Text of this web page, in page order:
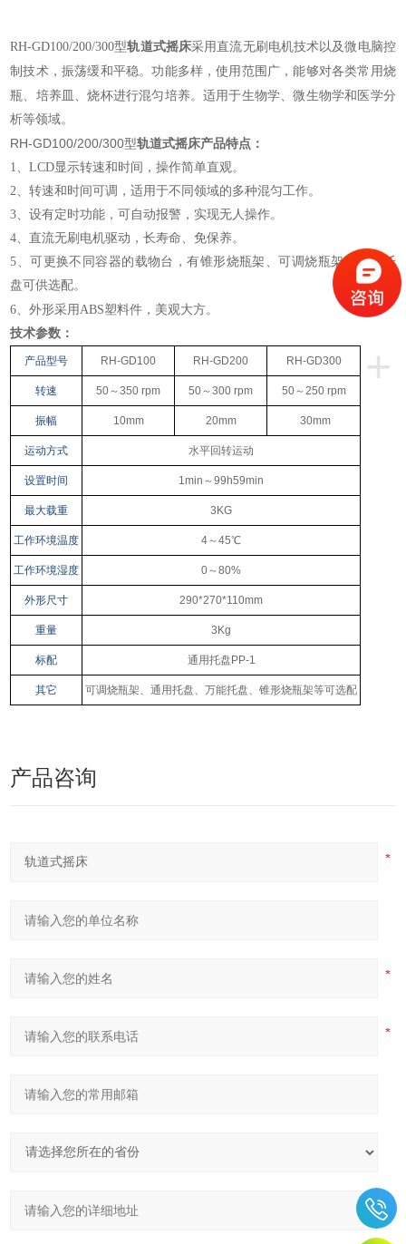
RH-GD100/200/300型轨道式摇床采用直流无刷电机技术以及微电脑控
制技术， 振荡缓和平稳。功能多样，使用范围广，能够对各类常用烧
瓶、培养皿、烧杯进行混匀培养。适用于生物学、微生物学和医学分
析等领域。
RH-GD100/200/300型轨道式摇床产品特点：
1、LCD显示转速和时间，操作简单直观。
2、转速和时间可调，适用于不同领域的多种混匀工作。
3、设有定时功能，可自动报警，实现无人操作。
4、直流无刷电机驱动，长寿命、免保养。
5、可更换不同容器的载物台，有锥形烧瓶架、可调烧瓶架、通用托
盘可供选配。
6、外形采用ABS塑料件， 美观大方。
技术参数：
+
产品型号 RH-GD100 RH-GD200 RH-GD300
转速 50～350 rpm 50～300 rpm 50～250 rpm
振幅 10mm 20mm 30mm
运动方式 水平回转运动
设置时间 1min～99h59min
最大载重 3KG
工作环境温度 4～45℃
工作环境湿度 0～80%
外形尺寸 290*270*110mm
重量 3Kg
标配 通用托盘PP-1
其它 可调烧瓶架、通用托盘、万能托盘、锥形烧瓶架等可选配
产品咨询